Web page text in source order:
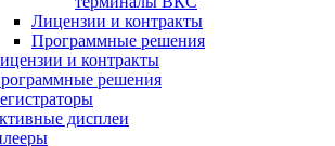
Лицензии и контракты
Программные решения
и контракты
решения
дисплеи